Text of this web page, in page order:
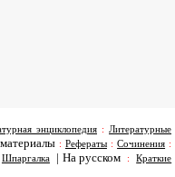
энциклопедия : Литературные
: Рефераты:Сочинения :
Шпаргалка | На русском :Краткие